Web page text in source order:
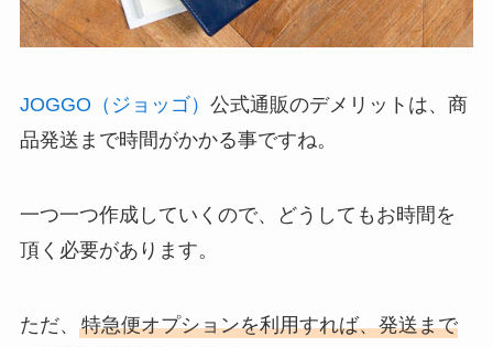
JOGGO（ジョッゴ） 公式通販のデメリットは、商
品発送まで時間がかかる事ですね。
一つ一つ作成していくので、どうしてもお時間を
頂く必要があります。
ただ、 特急便オプションを利用すれば、発送まで